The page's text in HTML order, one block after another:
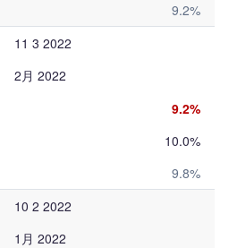
9.2%
11 3 2022
2月 2022
9.2%
10.0%
9.8%
10 2 2022
1月 2022